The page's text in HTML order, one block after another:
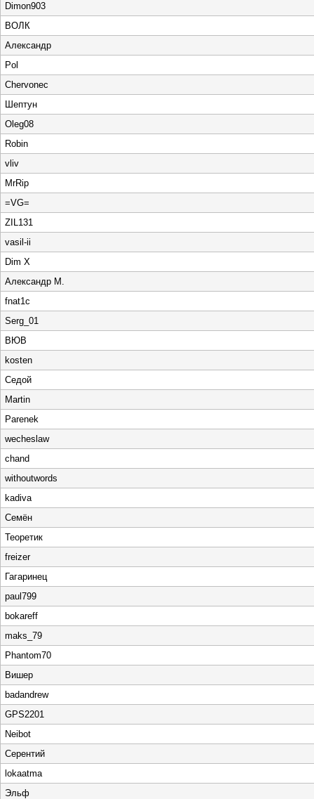
Dimon903
ВОЛК
Aлександр
Pol
Chervonec
Шептун
Oleg08
Robin
vliv
MrRip
=VG=
ZIL131
vasil-ii
Dim X
Александр М.
fnat1c
Serg_01
ВЮВ
kosten
Седой
Martin
Parenek
wecheslaw
chand
withoutwords
kadiva
Семён
Теоретик
freizer
Гагаринец
paul799
bokareff
maks_79
Phantom70
Вишер
badandrew
GPS2201
Neibot
Серентий
lokaatma
Эльф